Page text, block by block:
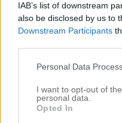
IAB’s list of downstream
also be disclosed by us to
Downstream Participants
Personal Data
I want to opt-out of
personal data.
Opted In
Uncategorized
Vardagsrummet
Vardagsrummet
Västkusten
Arkiv